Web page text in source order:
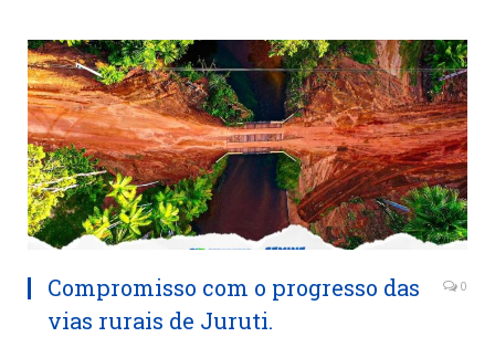
Compromisso com o progresso das
vias rurais de Juruti.
0